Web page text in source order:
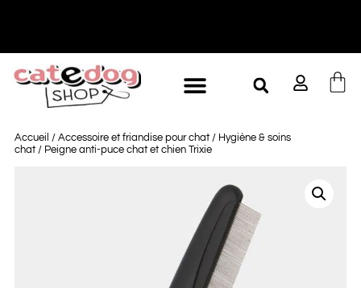
-10% à partir de 60€ d'achat
Accueil / Accessoire et friandise pour chat/ Hygiène & soins
chat/ Peigne anti-puce chat et chien Trixie